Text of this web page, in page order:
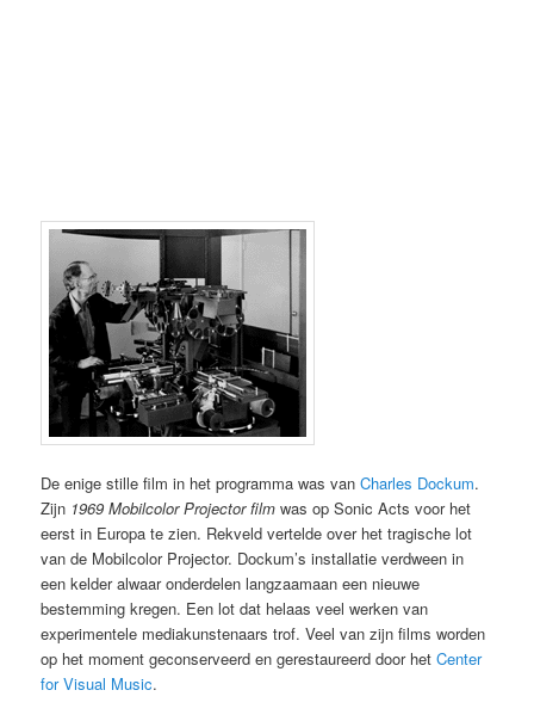
De enige stille film in het programma was vanCharles Dockum.
Zijn 1969 Mobilcolor Projector film was op Sonic Acts voor het
eerst in Europa te zien. Rekveld vertelde over het tragische lot
van de Mobilcolor Projector. Dockum’s installatie verdween in
een kelder alwaar onderdelen langzaamaan een nieuwe
bestemming kregen. Een lot dat helaas veel werken van
experimentele mediakunstenaars trof. Veel van zijn films worden
op het moment geconserveerd en gerestaureerd door hetCenter
for Visual Music.